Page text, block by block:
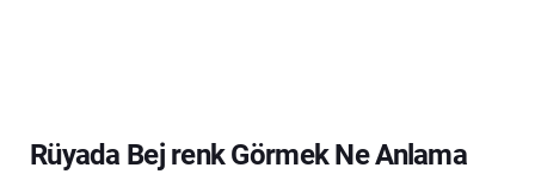
Rüyada Bej renk Görmek Ne Anlama